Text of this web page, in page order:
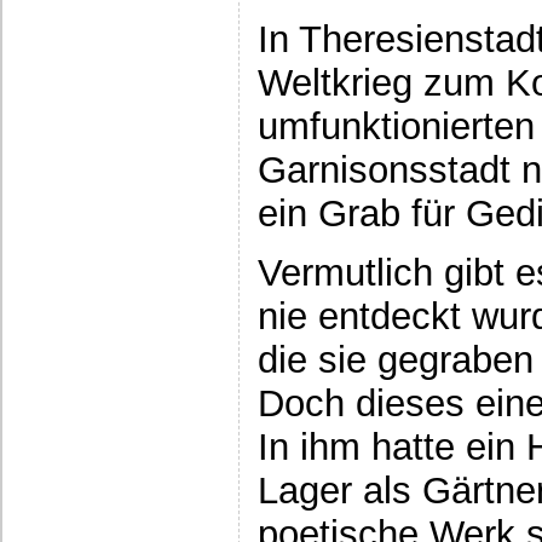
In
Weltkrieg zum
Garnisonsstadt
ein Grab für
Vermutlich gibt
nie entdeckt
die sie
Doch dieses
In ihm hatte ein
Lager als